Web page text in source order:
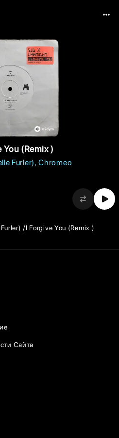
You (Remix )
Furler) Chromeo
I Forgive You (Remix )
Сайта